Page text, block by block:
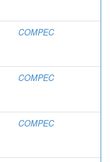
COMPEC
COMPEC
COMPEC